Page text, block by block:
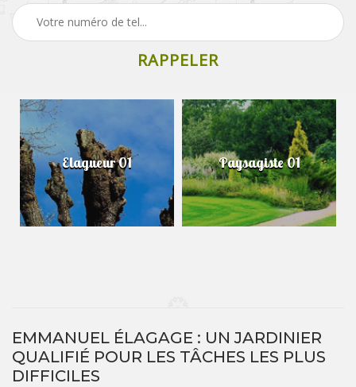
Elagueur 01 Paysagiste 01
EMMANUEL ÉLAGAGE : UN JARDINIER
QUALIFIÉ POUR LES TÂCHES LES PLUS
DIFFICILES